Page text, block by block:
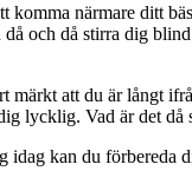
komma närmare ditt
och då stirra dig
att du är långt
lycklig. Vad är det
kan du förbereda